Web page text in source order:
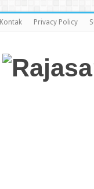
Kontak Privacy Policy